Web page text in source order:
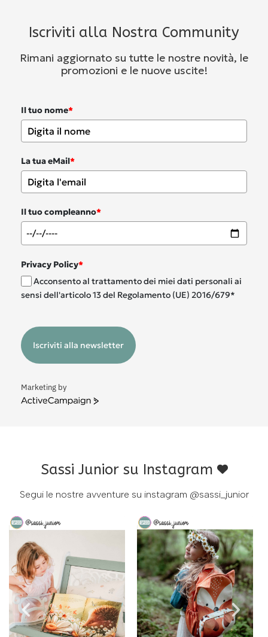
Iscriviti alla Nostra Community
Rimani aggiornato su tutte le nostre novità, le
promozioni e le nuove uscite!
Il tuo nome*
La tua eMail*
Il tuo compleanno*
Privacy Policy*
Acconsento al trattamento dei miei dati personali ai
sensi dell'articolo 13 del Regolamento (UE) 2016/679*
Iscriviti alla newsletter
Marketing by
ActiveCampaign
Sassi Junior su Instagram
Segui le nostre avventure su instagram @sassi_junior